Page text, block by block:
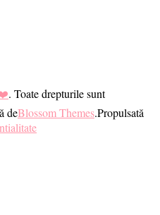
. Toate drepturile sunt
deBlossom Themes.Propulsată